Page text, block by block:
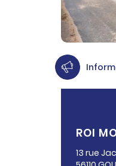
ROI
13 rue